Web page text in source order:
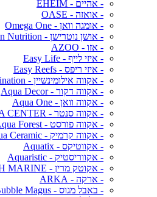
- אהיים - EHEIM
- אואזה - OASE
- אומגה וואן - Omega One
- אושן נוטרישן - Ocean Nutrition
- אזו - AZOO
- איזי לייף - Easy Life
- איזי ריפס - Easy Reefs
- אקווה אילומינשיין - AI Aqua Illumination
- אקווה דקור - Aqua Decor
- אקווה וואן - Aqua One
- אקווה סנטר - AQUA CENTER
- אקווה פורסט - Aqua Forest
- אקווה קרמיק - Aqua Ceramic
- אקווטיקס - Aquatix
- אקווריסטיק - Aquaristic
- אקוטק מרין - ECOTECH MARINE
- ארקה - ARKA
- באבל מגוס - Bubble Magus